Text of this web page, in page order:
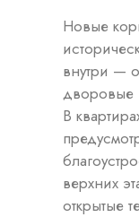
Новые
внутри —
дворовые
В
верхних
открытые